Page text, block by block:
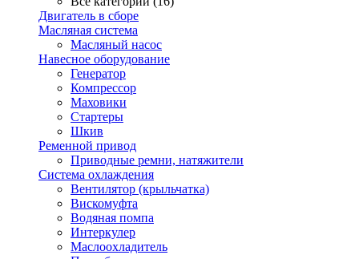
Двигатель в сборе
Масляная система
Масляный насос
Навесное оборудование
Генератор
Компрессор
Маховики
Стартеры
Шкив
Ременной привод
Приводные ремни, натяжители
Система охлаждения
Вентилятор (крыльчатка)
Вискомуфта
Водяная помпа
Интеркулер
Маслоохладитель